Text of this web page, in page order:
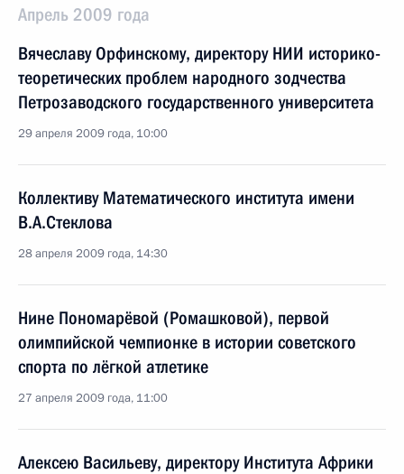
Апрель 2009 года
Вячеславу Орфинскому, директору НИИ историко-
теоретических проблем народного зодчества
Петрозаводского государственного университета
29 апреля 2009 года, 10:00
Коллективу Математического института имени
В.А.Стеклова
28 апреля 2009 года, 14:30
Нине Пономарёвой (Ромашковой), первой
олимпийской чемпионке в истории советского
спорта по лёгкой атлетике
27 апреля 2009 года, 11:00
Алексею Васильеву, директору Института Африки